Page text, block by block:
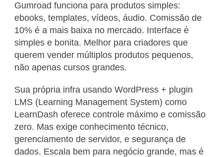
Gumroad funciona para produtos simples:
ebooks, templates, vídeos, áudio. Comissão de
10% é a mais baixa no mercado. Interface é
simples e bonita. Melhor para criadores que
querem vender múltiplos produtos pequenos,
não apenas cursos grandes.
Sua própria infra usando WordPress + plugin
LMS (Learning Management System) como
LearnDash oferece controle máximo e comissão
zero. Mas exige conhecimento técnico,
gerenciamento de servidor, e segurança de
dados. Escala bem para negócio grande, mas é